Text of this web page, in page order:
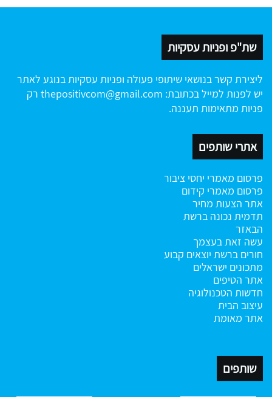
שת"פ ופניות עסקיות
ליצירת קשר בנושאי שיתופי פעולה ופניות עסקיות בנוגע לאתר
יש לפנות למייל בכתובת: thepositivcom@gmail.com רק
פניות מתאימות תעננה.
אתרי שותפים
פרסום מאמרי יחסי ציבור
פרסום מאמרי קידום
אתר הצעות מחיר
תדמית נכונה ברשת
הבאזר
עשה זאת בעצמך
חורים ברשת יוצאים קבוע
מתכונים ישראלים
אתר הטיפים
חדשות הטכנולוגיה
עיצוב הבית
אתר מאומת
שותפים